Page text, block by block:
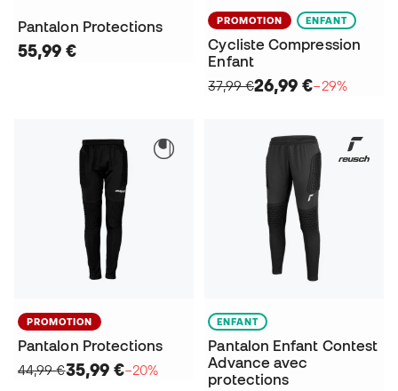
Pantalon Protections
55,99 €
PROMOTION ENFANT
Cycliste Compression
Enfant
37,99 €26,99 €−29%
PROMOTION
Pantalon Protections
44,99 €35,99 €−20%
ENFANT
Pantalon Enfant Contest
Advance avec
protections